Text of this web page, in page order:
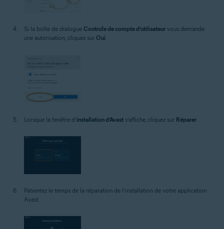
Si la boîte de dialogue Contrôle de compte d’utilisateur vous demande
une autorisation, cliquez sur Oui.
Lorsque la fenêtre d’installation d’Avast s’affiche, cliquez sur Réparer.
Patientez le temps de la réparation de l’installation de votre application
Avast.